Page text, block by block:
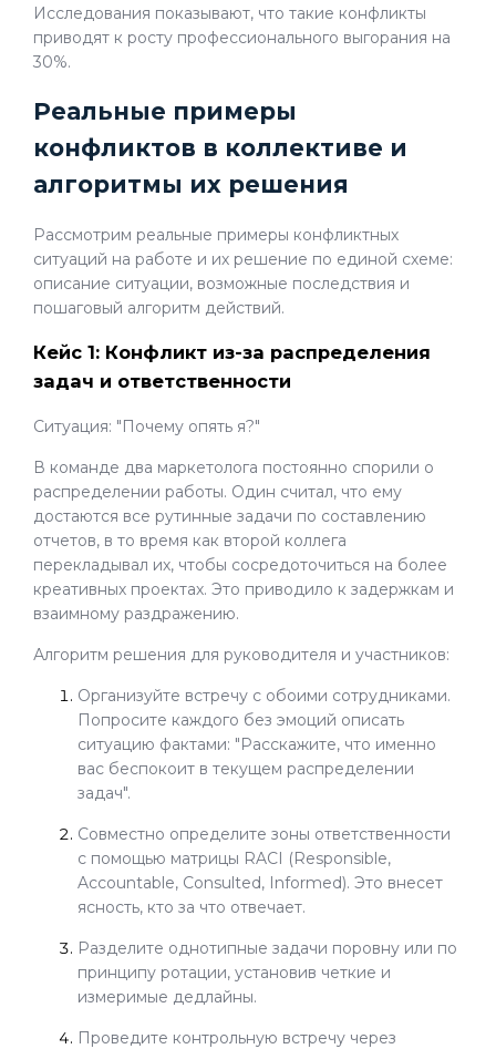
Исследования показывают, что такие конфликты
приводят к росту профессионального выгорания на
30%.
Реальные примеры
конфликтов в коллективе и
алгоритмы их решения
Рассмотрим реальные примеры конфликтных
ситуаций на работе и их решение по единой схеме:
описание ситуации, возможные последствия и
пошаговый алгоритм действий.
Кейс 1: Конфликт из-за распределения
задач и ответственности
Ситуация: "Почему опять я?"
В команде два маркетолога постоянно спорили о
распределении работы. Один считал, что ему
достаются все рутинные задачи по составлению
отчетов, в то время как второй коллега
перекладывал их, чтобы сосредоточиться на более
креативных проектах. Это приводило к задержкам и
взаимному раздражению.
Алгоритм решения для руководителя и участников:
Организуйте встречу с обоими сотрудниками.
Попросите каждого без эмоций описать
ситуацию фактами: "Расскажите, что именно
вас беспокоит в текущем распределении
задач".
Совместно определите зоны ответственности
с помощью матрицы RACI (Responsible,
Accountable, Consulted, Informed). Это внесет
ясность, кто за что отвечает.
Разделите однотипные задачи поровну или по
принципу ротации, установив четкие и
измеримые дедлайны.
Проведите контрольную встречу через